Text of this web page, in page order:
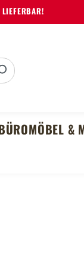
LIEFERBAR!
&